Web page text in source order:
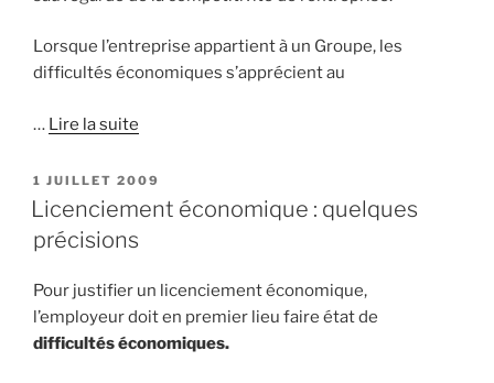
Lorsque l’entreprise appartient à un Groupe, les
difficultés économiques s’apprécient au
… Lire la suite
PUBLIÉ
LE
1 JUILLET 2009
Licenciement économique : quelques
précisions
Pour justifier un licenciement économique,
l’employeur doit en premier lieu faire état de
difficultés économiques.